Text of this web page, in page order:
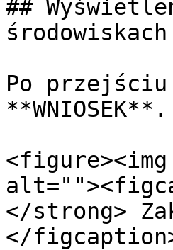
##
środowiskach
Po
**WNIOSEK**.
<figure><img
</strong>
</